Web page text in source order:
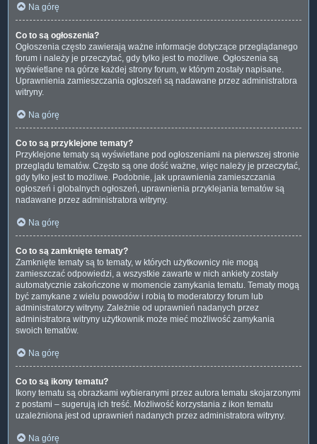
Na górę
Co to są ogłoszenia?
Ogłoszenia często zawierają ważne informacje dotyczące przeglądanego
forum i należy je przeczytać, gdy tylko jest to możliwe. Ogłoszenia są
wyświetlane na górze każdej strony forum, w którym zostały napisane.
Uprawnienia zamieszczania ogłoszeń są nadawane przez administratora
witryny.
Na górę
Co to są przyklejone tematy?
Przyklejone tematy są wyświetlane pod ogłoszeniami na pierwszej stronie
przeglądu tematów. Często są one dość ważne, więc należy je przeczytać,
gdy tylko jest to możliwe. Podobnie, jak uprawnienia zamieszczania
ogłoszeń i globalnych ogłoszeń, uprawnienia przyklejania tematów są
nadawane przez administratora witryny.
Na górę
Co to są zamknięte tematy?
Zamknięte tematy są to tematy, w których użytkownicy nie mogą
zamieszczać odpowiedzi, a wszystkie zawarte w nich ankiety zostały
automatycznie zakończone w momencie zamykania tematu. Tematy mogą
być zamykane z wielu powodów i robią to moderatorzy forum lub
administratorzy witryny. Zależnie od uprawnień nadanych przez
administratora witryny użytkownik może mieć możliwość zamykania
swoich tematów.
Na górę
Co to są ikony tematu?
Ikony tematu są obrazkami wybieranymi przez autora tematu skojarzonymi
z postami – sugerują ich treść. Możliwość korzystania z ikon tematu
uzależniona jest od uprawnień nadanych przez administratora witryny.
Na górę